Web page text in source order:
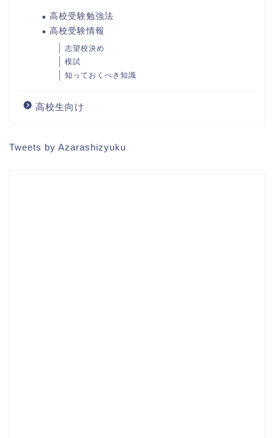
高校受験勉強法
高校受験情報
志望校決め
模試
知っておくべき知識
高校生向け
Tweets by Azarashizyuku